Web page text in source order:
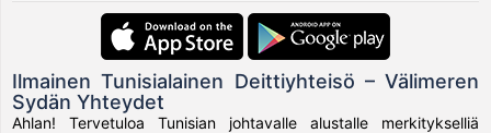
Ilmainen Tunisialainen Deittiyhteisö – Välimeren
Sydän Yhteydet
Ahlan! Tervetuloa Tunisian johtavalle alustalle merkitykselliä